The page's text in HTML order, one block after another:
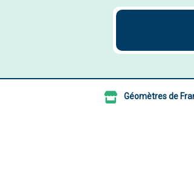
Géomètres de